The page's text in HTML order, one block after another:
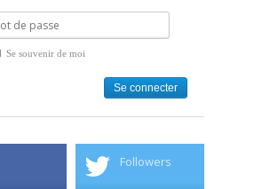
Se souvenir de moi
Followers